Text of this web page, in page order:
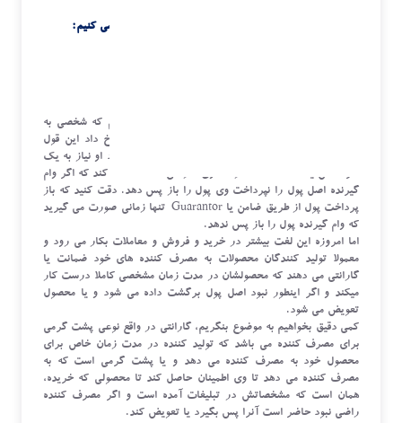
حال در اینجا می خواهیم تفاوت گارانتی و وارانتی را بررسی کنیم:
اصطلاح گارانتی (Guarantee) عبارت است از قولی لازم که شخصی به
شخص دیگر می دهد بگونه ای که اگر شرایط خاصی رخ داد این قول
عملی شود. بعنوان مثال وقتی شخصی می خواهد وام بگیرد او نیاز به یک
نفر ضامن یا Guarantor دارد تا وی گارانتی – ضمانت – کند که اگر وام
گیرنده اصل پول را نپرداخت وی پول را باز پس دهد. دقت کنید که باز
پرداخت پول از طریق ضامن یا Guarantor تنها زمانی صورت می گیرید
که وام گیرنده پول را باز پس ندهد.
اما امروزه این لغت بیشتر در خرید و فروش و معاملات بکار می رود و
معمولا تولید کنندگان محصولات به مصرف کننده های خود ضمانت یا
گارانتی می دهند که محصولشان در مدت زمان مشخصی کاملا درست کار
میکند و اگر اینطور نبود اصل پول برگشت داده می شود و یا محصول
تعویض می شود.
کمی دقیق بخواهیم به موضوع بنگریم، گارانتی در واقع نوعی پشت گرمی
برای مصرف کننده می باشد که تولید کننده در مدت زمان خاص برای
محصول خود به مصرف کننده می دهد و یا پشت گرمی است که به
مصرف کننده می دهد تا وی اطمینان حاصل کند تا محصولی که خریده،
همان است که مشخصاتش در تبلیغات آمده است و اگر مصرف کننده
راضی نبود حاضر است آنرا پس بگیرد یا تعویض کند.